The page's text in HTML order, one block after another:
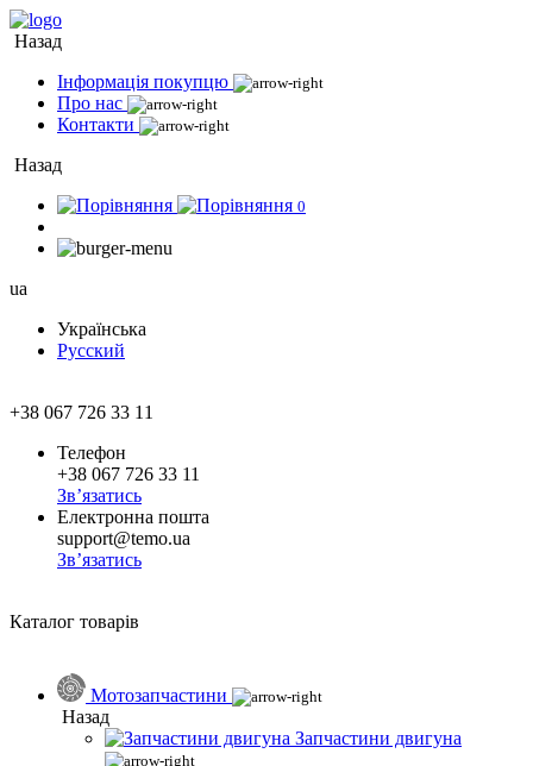
Назад
Інформація покупцю
Про нас
Контакти
Назад
0
ua
Українська
Русский
+38 067 726 33 11
Телефон
+38 067 726 33 11
Зв’язатись
Електронна пошта
support@temo.ua
Зв’язатись
Каталог товарів
Мотозапчастини
Назад
Запчастини двигуна